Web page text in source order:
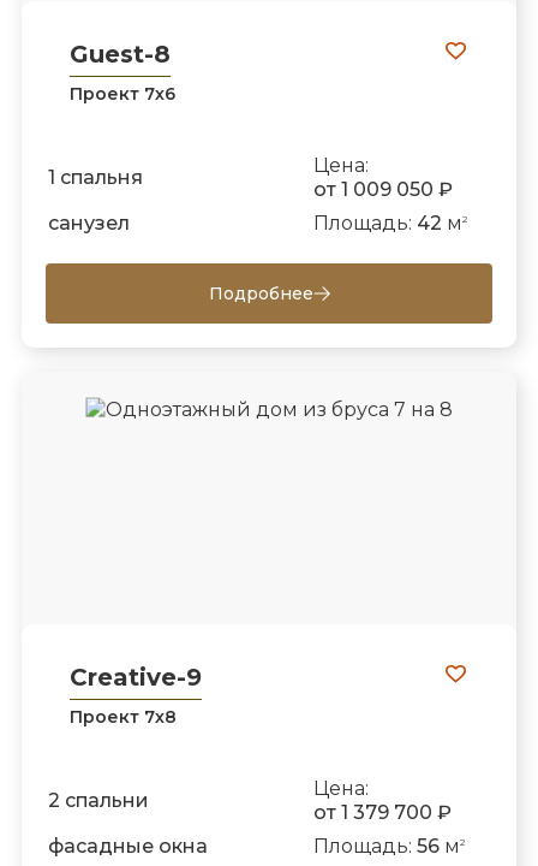
Guest-8
Проект 7х6
1 спальня
Цена:
от 1 009 050 ₽
санузел
Площадь: 42 м 2
Подробнее
Creative-9
Проект 7х8
2 спальни
Цена:
от 1 379 700 ₽
фасадные окна
Площадь: 56м 2